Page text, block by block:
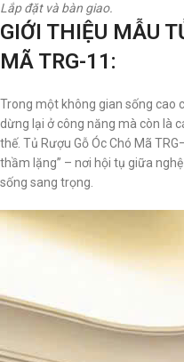
Lắp đặt và bàn giao.
GIỚI THIỆU MẪU
MÃ TRG-11:
Trong một không gian sống cao
dừng lại ở công năng mà còn là
thế. Tủ Rượu Gỗ Óc Chó Mã
thầm lặng” – nơi hội tụ giữa
sống sang trọng.